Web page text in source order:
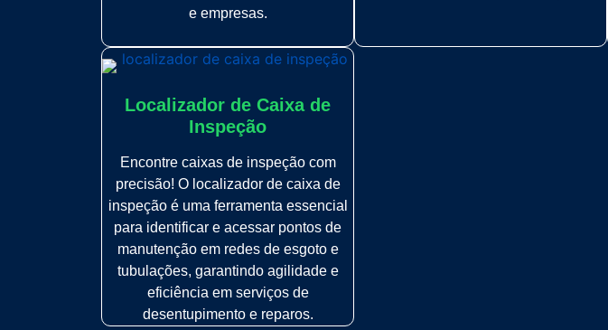
e empresas.
Localizador de Caixa de
Inspeção
Encontre caixas de inspeção com
precisão! O localizador de caixa de
inspeção é uma ferramenta essencial
para identificar e acessar pontos de
manutenção em redes de esgoto e
tubulações, garantindo agilidade e
eficiência em serviços de
desentupimento e reparos.